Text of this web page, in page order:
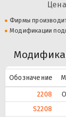
Фирмы
Модификации
Обозначение
2208
S2208